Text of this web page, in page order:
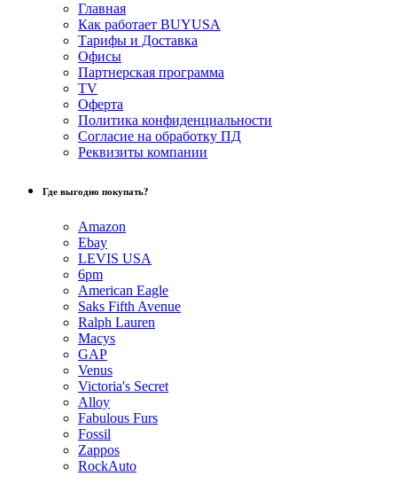
Главная
Как работает BUYUSA
Тарифы и Доставка
Офисы
Партнерская программа
TV
Оферта
Политика конфиденциальности
Согласие на обработку ПД
Реквизиты компании
Где выгодно покупать?
Amazon
Ebay
LEVIS USA
6pm
American Eagle
Saks Fifth Avenue
Ralph Lauren
Macys
GAP
Venus
Victoria's Secret
Alloy
Fabulous Furs
Fossil
Zappos
RockAuto